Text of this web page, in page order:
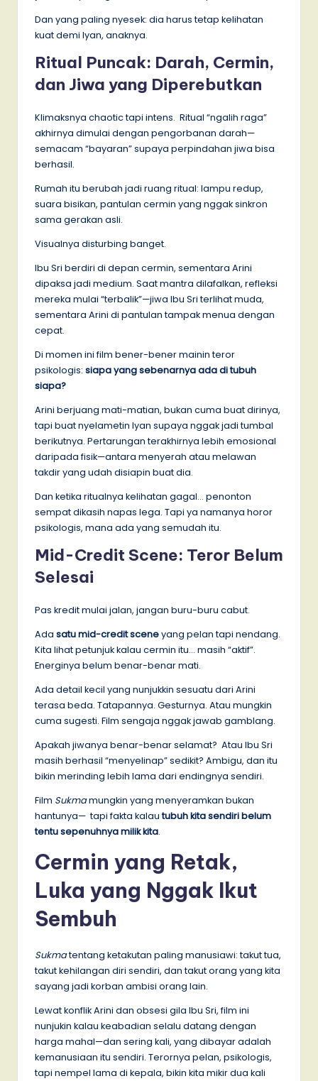
Dan yang paling nyesek: dia harus tetap kelihatan
kuat demi Iyan, anaknya.
Ritual Puncak: Darah, Cermin,
dan Jiwa yang Diperebutkan
Klimaksnya chaotic tapi intens. Ritual “ngalih raga”
akhirnya dimulai dengan pengorbanan darah—
semacam “bayaran” supaya perpindahan jiwa bisa
berhasil.
Rumah itu berubah jadi ruang ritual: lampu redup,
suara bisikan, pantulan cermin yang nggak sinkron
sama gerakan asli.
Visualnya disturbing banget.
Ibu Sri berdiri di depan cermin, sementara Arini
dipaksa jadi medium. Saat mantra dilafalkan, refleksi
mereka mulai “terbalik”—jiwa Ibu Sri terlihat muda,
sementara Arini di pantulan tampak menua dengan
cepat.
Di momen ini film bener-bener mainin teror
psikologis: siapa yang sebenarnya ada di tubuh
siapa?
Arini berjuang mati-matian, bukan cuma buat dirinya,
tapi buat nyelametin Iyan supaya nggak jadi tumbal
berikutnya. Pertarungan terakhirnya lebih emosional
daripada fisik—antara menyerah atau melawan
takdir yang udah disiapin buat dia.
Dan ketika ritualnya kelihatan gagal… penonton
sempat dikasih napas lega. Tapi ya namanya horor
psikologis, mana ada yang semudah itu.
Mid-Credit Scene: Teror Belum
Selesai
Pas kredit mulai jalan, jangan buru-buru cabut.
Ada satu mid-credit sceneyang pelan tapi nendang.
Kita lihat petunjuk kalau cermin itu… masih “aktif”.
Energinya belum benar-benar mati.
Ada detail kecil yang nunjukkin sesuatu dari Arini
terasa beda. Tatapannya. Gesturnya. Atau mungkin
cuma sugesti. Film sengaja nggak jawab gamblang.
Apakah jiwanya benar-benar selamat? Atau Ibu Sri
masih berhasil “menyelinap” sedikit? Ambigu, dan itu
bikin merinding lebih lama dari endingnya sendiri.
Film Sukmamungkin yang menyeramkan bukan
hantunya— tapi fakta kalautubuh kita sendiri belum
tentu sepenuhnya milik kita.
Cermin yang Retak,
Luka yang Nggak Ikut
Sembuh
Sukmatentang ketakutan paling manusiawi: takut tua,
takut kehilangan diri sendiri, dan takut orang yang kita
sayang jadi korban ambisi orang lain.
Lewat konflik Arini dan obsesi gila Ibu Sri, film ini
nunjukin kalau keabadian selalu datang dengan
harga mahal—dan sering kali, yang dibayar adalah
kemanusiaan itu sendiri. Terornya pelan, psikologis,
tapi nempel lama di kepala, bikin kita mikir dua kali